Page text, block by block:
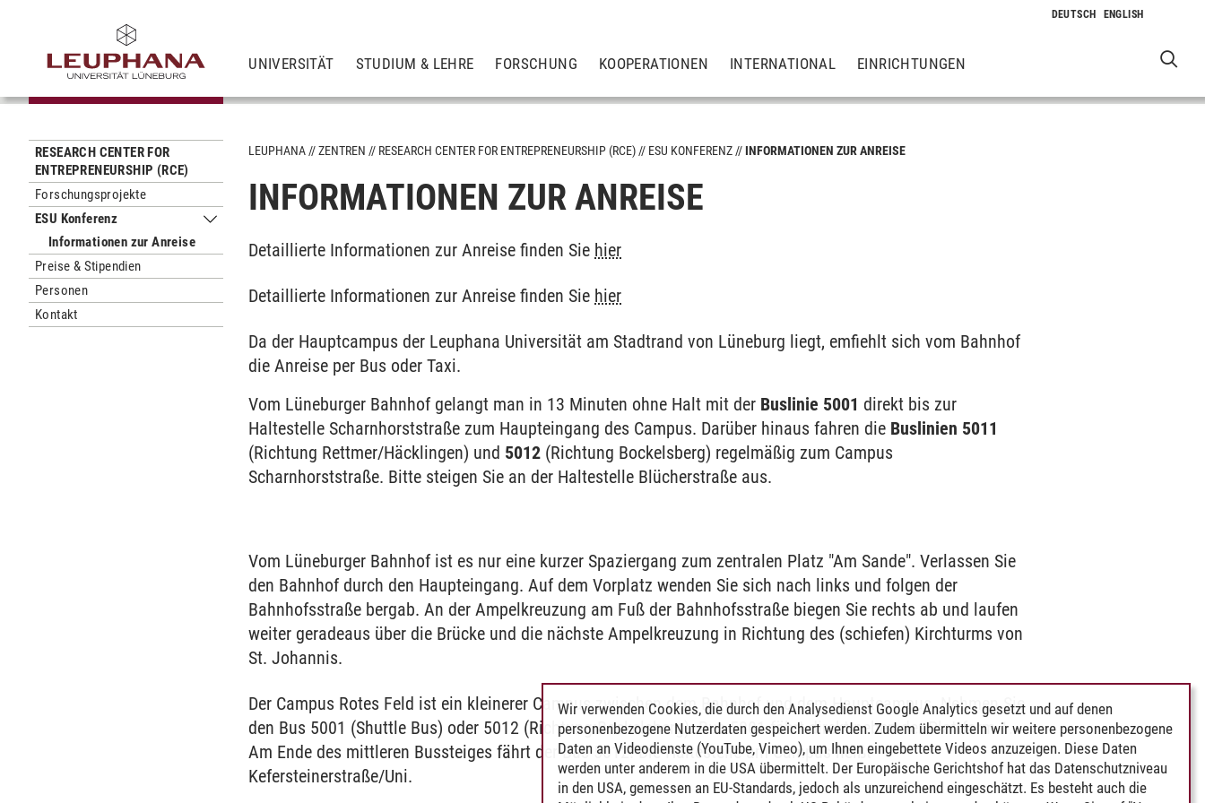
UNIVERSITÄT STUDIUM & LEHRE FORSCHUNG KOOPERATIONEN INTERNATIONAL EINRICHTUNGEN
RESEARCH CENTER FOR
ENTREPRENEURSHIP (RCE)
Forschungsprojekte
ESU Konferenz
Untermenu ESU Konferenz
Informationen zur Anreise
Preise & Stipendien
Personen
Kontakt
LEUPHANA ZENTREN RESEARCH CENTER FOR ENTREPRENEURSHIP (RCE) ESU KONFERENZ INFORMATIONEN ZUR ANREISE
INFORMATIONEN ZUR ANREISE
Detaillierte Informationen zur Anreise finden Sie hier
Detaillierte Informationen zur Anreise finden Sie hier
Da der Hauptcampus der Leuphana Universität am Stadtrand von Lüneburg liegt, emfiehlt sich vom Bahnhof
die Anreise per Bus oder Taxi.
Vom Lüneburger Bahnhof gelangt man in 13 Minuten ohne Halt mit der Buslinie 5001 direkt bis zur
Haltestelle Scharnhorststraße zum Haupteingang des Campus. Darüber hinaus fahren die Buslinien 5011
(Richtung Rettmer/Häcklingen) und 5012 (Richtung Bockelsberg) regelmäßig zum Campus
Scharnhorststraße. Bitte steigen Sie an der Haltestelle Blücherstraße aus.
Vom Lüneburger Bahnhof ist es nur eine kurzer Spaziergang zum zentralen Platz "Am Sande". Verlassen Sie
den Bahnhof durch den Haupteingang. Auf dem Vorplatz wenden Sie sich nach links und folgen der
Bahnhofsstraße bergab. An der Ampelkreuzung am Fuß der Bahnhofsstraße biegen Sie rechts ab und laufen
weiter geradeaus über die Brücke und die nächste Ampelkreuzung in Richtung des (schiefen) Kirchturms von
St. Johannis.
Der Campus Rotes Feld ist ein kleinerer Campus zwischen dem Bahnhof und dem Hauptcampus. Nehmen Sie
den Bus 5001 (Shuttle Bus) oder 5012 (Richtung:Bockelsberg). Bus 5001 fährt direkt neben der Plattform 1.
Am Ende des mittleren Bussteiges fährt der Bus 5012. Die Haltestelle am Campus heißt
Kefersteinerstraße/Uni.
Wir verwenden Cookies, die durch den Analysedienst Google Analytics gesetzt und auf denen
personenbezogene Nutzerdaten gespeichert werden. Zudem übermitteln wir weitere personenbezogene
Daten an Videodienste (YouTube, Vimeo), um Ihnen eingebettete Videos anzuzeigen. Diese Daten
werden unter anderem in die USA übermittelt. Der Europäische Gerichtshof hat das Datenschutzniveau
in den USA, gemessen an EU-Standards, jedoch als unzureichend eingeschätzt. Es besteht auch die